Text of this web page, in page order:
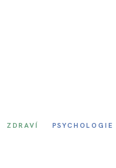
ZDRAVÍ PSYCHOLOGIE